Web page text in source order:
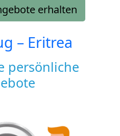
erhalten
– Eritrea
persönliche